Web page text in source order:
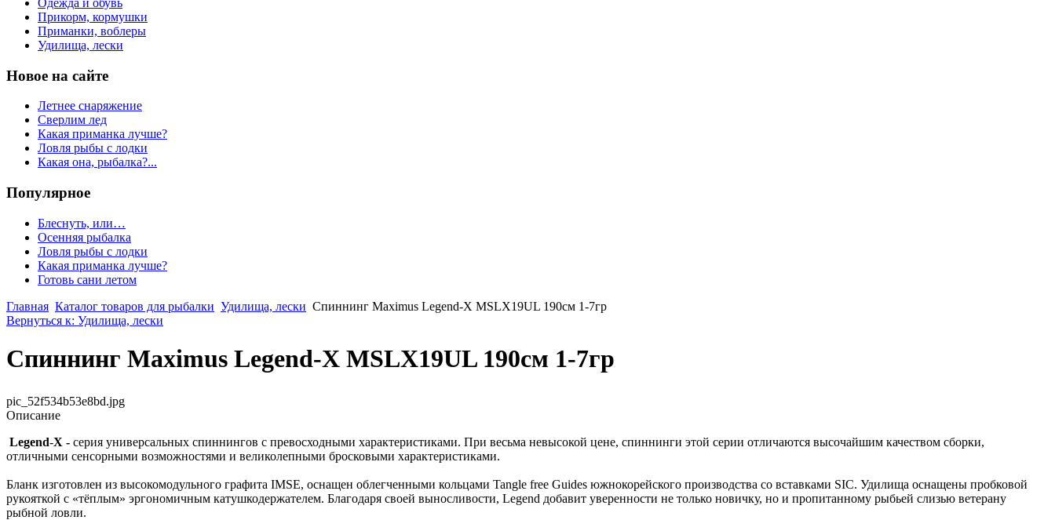
Прикорм, кормушки
Приманки, воблеры
Удилища, лески
Новое на сайте
Летнее снаряжение
Сверлим лед
Какая приманка лучше?
Ловля рыбы с лодки
Какая она, рыбалка?...
Популярное
Блеснуть, или…
Осенняя рыбалка
Ловля рыбы с лодки
Какая приманка лучше?
Готовь сани летом
Главная Каталог товаров для рыбалки Удилища, лески Спиннинг Maximus Legend-X MSLX19UL 190см 1-7гр
Вернуться к: Удилища, лески
Спиннинг Maximus Legend-X MSLX19UL 190см 1-7гр
pic_52f534b53e8bd.jpg
Описание
Legend-X - серия универсальных спиннингов с превосходными характеристиками. При весьма невысокой цене, спиннинги этой серии отличаются высочайшим качеством сборки,
отличными сенсорными возможностями и великолепными бросковыми характеристиками.
Бланк изготовлен из высокомодульного графита IMSE, оснащен облегченными кольцами Tangle free Guides южнокорейского производства со вставками SIC. Удилища оснащены пробковой
рукояткой с «тёплым» эргономичным катушкодержателем. Благодаря своей выносливости, Legend добавит уверенности не только новичку, но и пропитанному рыбьей слизью ветерану
рыбной ловли.